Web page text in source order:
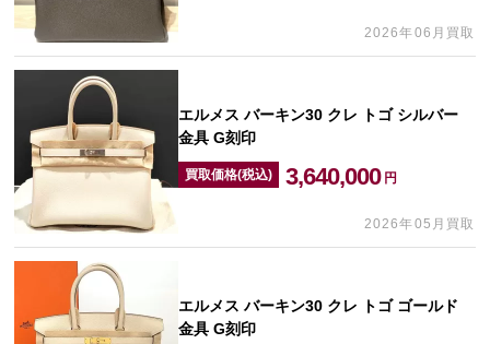
2026年06月買取
エルメス バーキン30 クレ トゴ シルバー
金具 G刻印
買取価格(税込) 3,640,000 円
2026年05月買取
エルメス バーキン30 クレ トゴ ゴールド
金具 G刻印